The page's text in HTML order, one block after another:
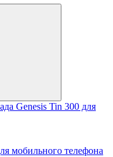
Genesis Tin 300 для